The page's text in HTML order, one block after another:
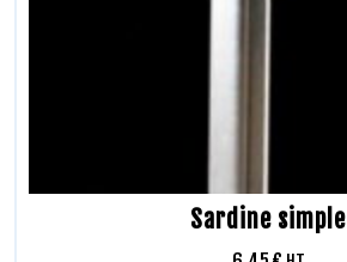
Sardine simple